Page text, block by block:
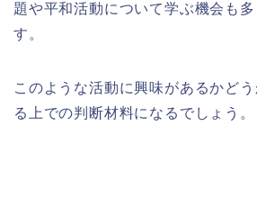
題や平和活動について学ぶ機会も
す。
このような活動に興味があるかど
る上での判断材料になるでしょう。